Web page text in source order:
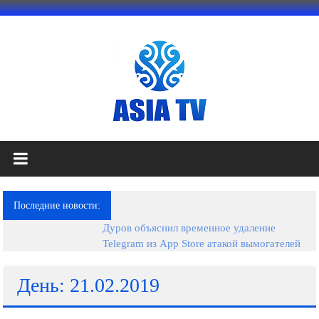
Перейти
АЗИЯ
ТВ
это
телеканал
фильмы,
музыкальные
Последние новости:
Дуров объяснил временное удаление
Telegram из App Store атакой вымогателей
День: 21.02.2019